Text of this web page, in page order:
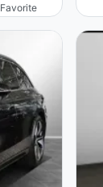
Favorite